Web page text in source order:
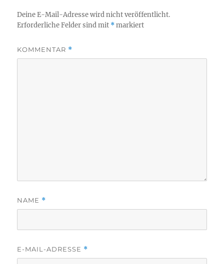
Deine E-Mail-Adresse wird nicht veröffentlicht.
Erforderliche Felder sind mit *markiert
KOMMENTAR *
NAME *
E-MAIL-ADRESSE *